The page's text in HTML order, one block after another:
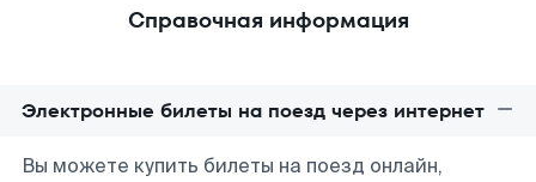
Справочная информация
Электронные билеты на поезд через интернет
Вы можете купить билеты на поезд онлайн,